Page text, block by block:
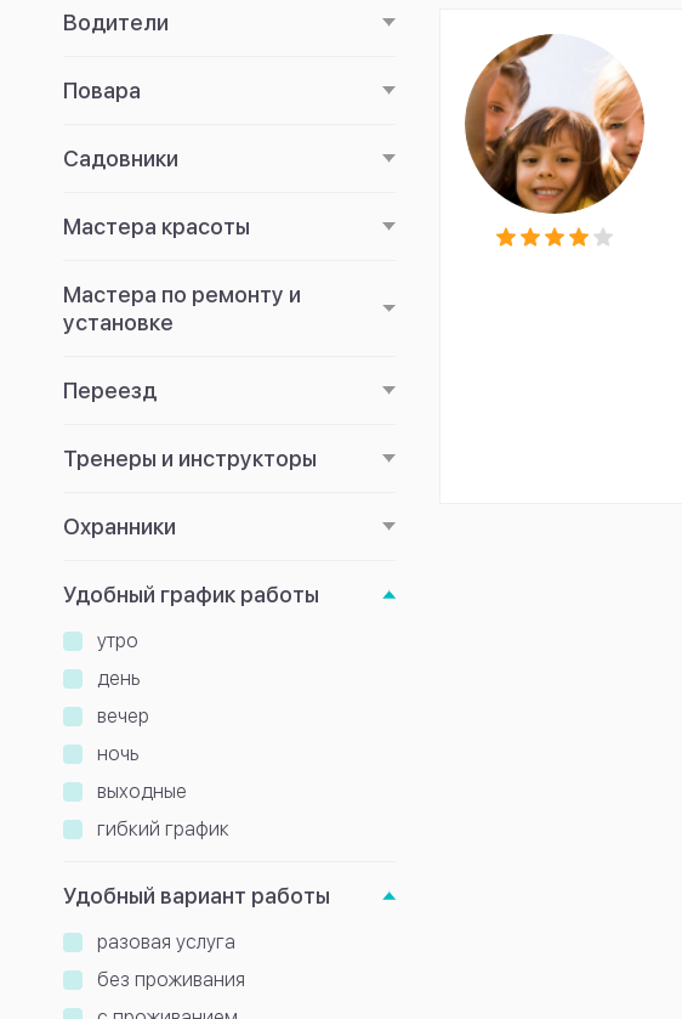
Водители
Повара
Садовники
Мастера красоты
Мастера по ремонту и
установке
Переезд
Тренеры и инструкторы
Охранники
Удобный график работы
утро
день
вечер
ночь
выходные
гибкий график
Удобный вариант работы
разовая услуга
без проживания